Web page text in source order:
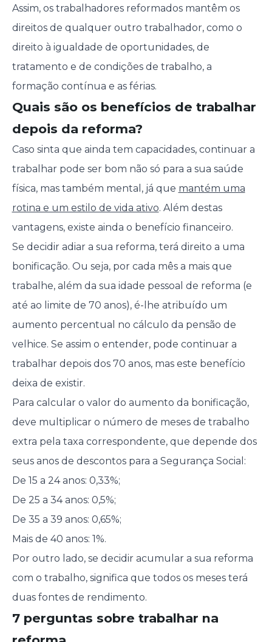
Assim, os trabalhadores reformados mantêm os
direitos de qualquer outro trabalhador, como o
direito à igualdade de oportunidades, de
tratamento e de condições de trabalho, a
formação contínua e as férias.
Quais são os benefícios de trabalhar
depois da reforma?
Caso sinta que ainda tem capacidades, continuar a
trabalhar pode ser bom não só para a sua saúde
física, mas também mental, já que mantém uma
rotina e um estilo de vida ativo. Além destas
vantagens, existe ainda o benefício financeiro.
Se decidir adiar a sua reforma, terá direito a uma
bonificação. Ou seja, por cada mês a mais que
trabalhe, além da sua idade pessoal de reforma (e
até ao limite de 70 anos), é-lhe atribuído um
aumento percentual no cálculo da pensão de
velhice. Se assim o entender, pode continuar a
trabalhar depois dos 70 anos, mas este benefício
deixa de existir.
Para calcular o valor do aumento da bonificação,
deve multiplicar o número de meses de trabalho
extra pela taxa correspondente, que depende dos
seus anos de descontos para a Segurança Social:
De 15 a 24 anos: 0,33%;
De 25 a 34 anos: 0,5%;
De 35 a 39 anos: 0,65%;
Mais de 40 anos: 1%.
Por outro lado, se decidir acumular a sua reforma
com o trabalho, significa que todos os meses terá
duas fontes de rendimento.
7 perguntas sobre trabalhar na